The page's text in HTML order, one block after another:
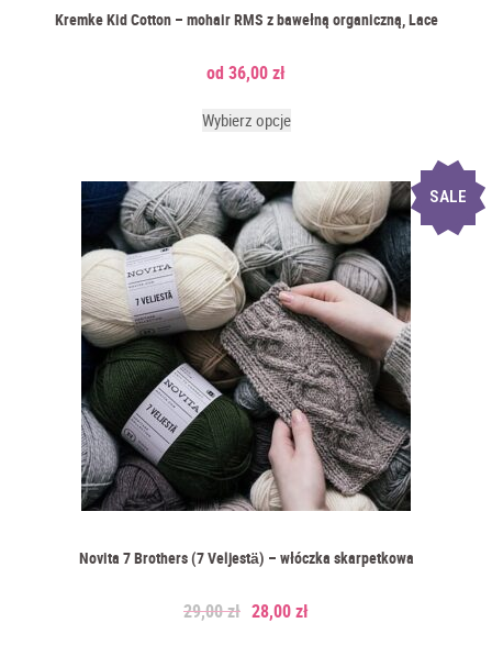
Kremke Kid Cotton – mohair RMS z bawełną organiczną, Lace
36,00zł
Wybierz opcje
SALE
Novita 7 Brothers (7 Veljestä) – włóczka skarpetkowa
29,00zł 28,00zł